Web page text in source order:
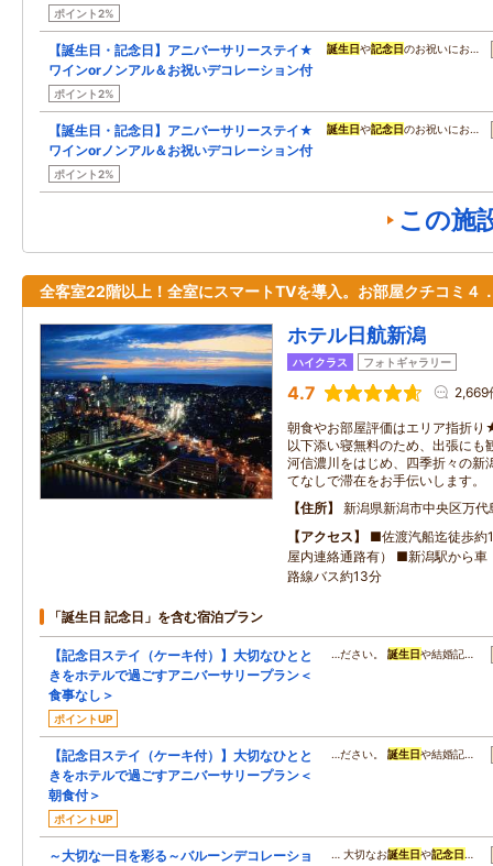
ポイント2%
【誕生日・記念日】アニバーサリーステイ★
ワインorノンアル＆お祝いデコレーション付
ポイント2%
誕生日や記念日のお祝いにお…
【誕生日・記念日】アニバーサリーステイ★
ワインorノンアル＆お祝いデコレーション付
ポイント2%
誕生日や記念日のお祝いにお…
この施
全客室22階以上！全室にスマートTVを導入。お部屋クチコミ４
ホテル日航新潟
ハイクラス フォトギャラリー
4.7 2,669
朝食やお部屋評価はエリア指折
以下添い寝無料のため、出張に
河信濃川をはじめ、四季折々の新
てなしで滞在をお手伝いします。
住所
新潟県新潟市中央区万代
アクセス
■佐渡汽船迄徒歩約
屋内連絡通路有） ■新潟駅から車
路線バス約13分
「誕生日 記念日」を含む宿泊プラン
【記念日ステイ（ケーキ付）】大切なひとと
きをホテルで過ごすアニバーサリープラン＜
食事なし＞
ポイントUP
…ださい。誕生日や結婚記…
【記念日ステイ（ケーキ付）】大切なひとと
きをホテルで過ごすアニバーサリープラン＜
朝食付＞
ポイントUP
…ださい。誕生日や結婚記…
～大切な一日を彩る～バルーンデコレーショ
… 大切なお誕生日や記念日 …